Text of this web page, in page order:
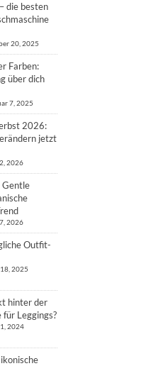
die besten
20, 2025
Farben:
über dich
7, 2025
2026:
jetzt
2026
Gentle
2026
Outfit-
2025
hinter der
Leggings?
2024